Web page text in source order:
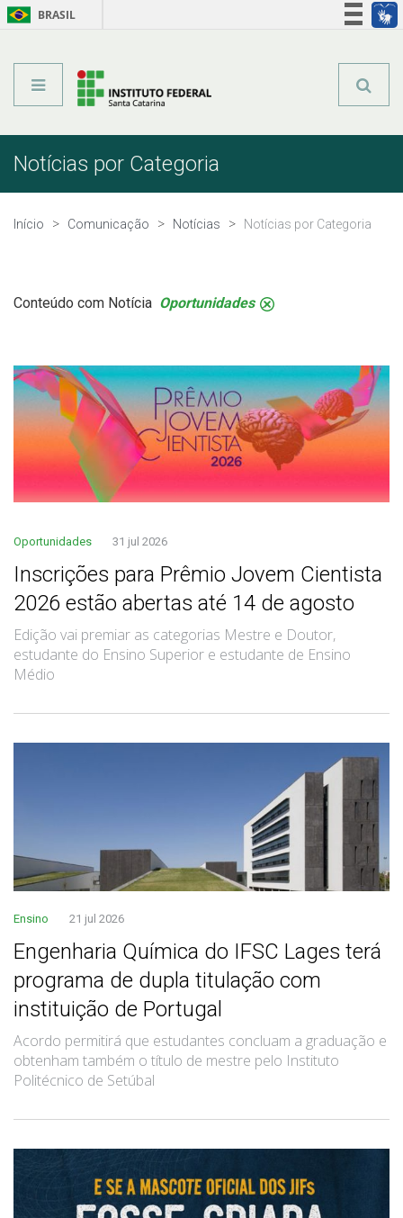
BRASIL
Notícias por Categoria
Início Comunicação Notícias Notícias por Categoria
Conteúdo com Notícia Oportunidades .
Oportunidades 31 jul 2026
Inscrições para Prêmio Jovem Cientista
2026 estão abertas até 14 de agosto
Edição vai premiar as categorias Mestre e Doutor,
estudante do Ensino Superior e estudante de Ensino
Médio
Ensino 21 jul 2026
Engenharia Química do IFSC Lages terá
programa de dupla titulação com
instituição de Portugal
Acordo permitirá que estudantes concluam a graduação e
obtenham também o título de mestre pelo Instituto
Politécnico de Setúbal